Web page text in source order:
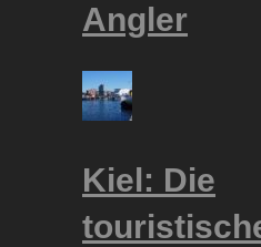
Angler
Kiel: Die